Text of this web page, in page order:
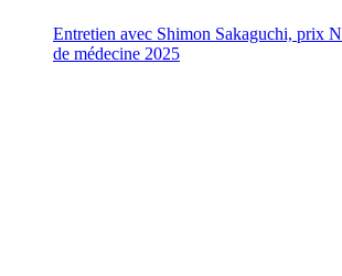
Entretien avec Shimon Sakaguchi, prix
de médecine 2025